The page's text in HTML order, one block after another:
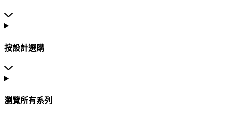
按設計選購
瀏覽所有系列